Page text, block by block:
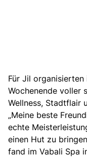
Für Jil organisierten
Wochenende voller
Wellness, Stadtflair
„Meine beste
echte
einen Hut zu
fand im Vabali Spa